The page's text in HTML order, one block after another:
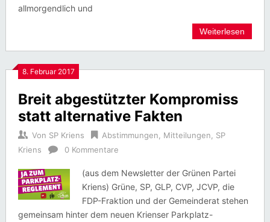
allmorgendlich und
Weiterlesen
8. Februar 2017
Breit abgestützter Kompromiss
statt alternative Fakten
Von SP Kriens Abstimmungen Mitteilungen
SP
Kriens
0 Kommentare
(aus dem Newsletter der Grünen Partei
Kriens) Grüne, SP, GLP, CVP, JCVP, die
FDP-Fraktion und der Gemeinderat stehen
gemeinsam hinter dem neuen Krienser Parkplatz-